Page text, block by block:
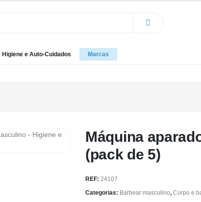
Higiene e Auto-Cuidados Marcas
Máquina
(pack de 5)
REF: 24107
Categorias: Barbear masculino, Corpo e